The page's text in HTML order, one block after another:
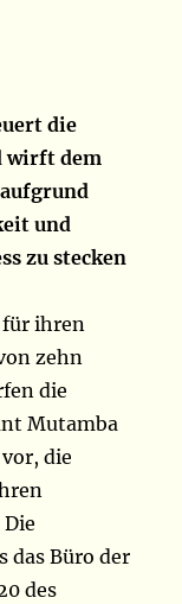
die
wirft dem
und
zu stecken
für ihren
zehn
die
Mutamba
die
das Büro der
des